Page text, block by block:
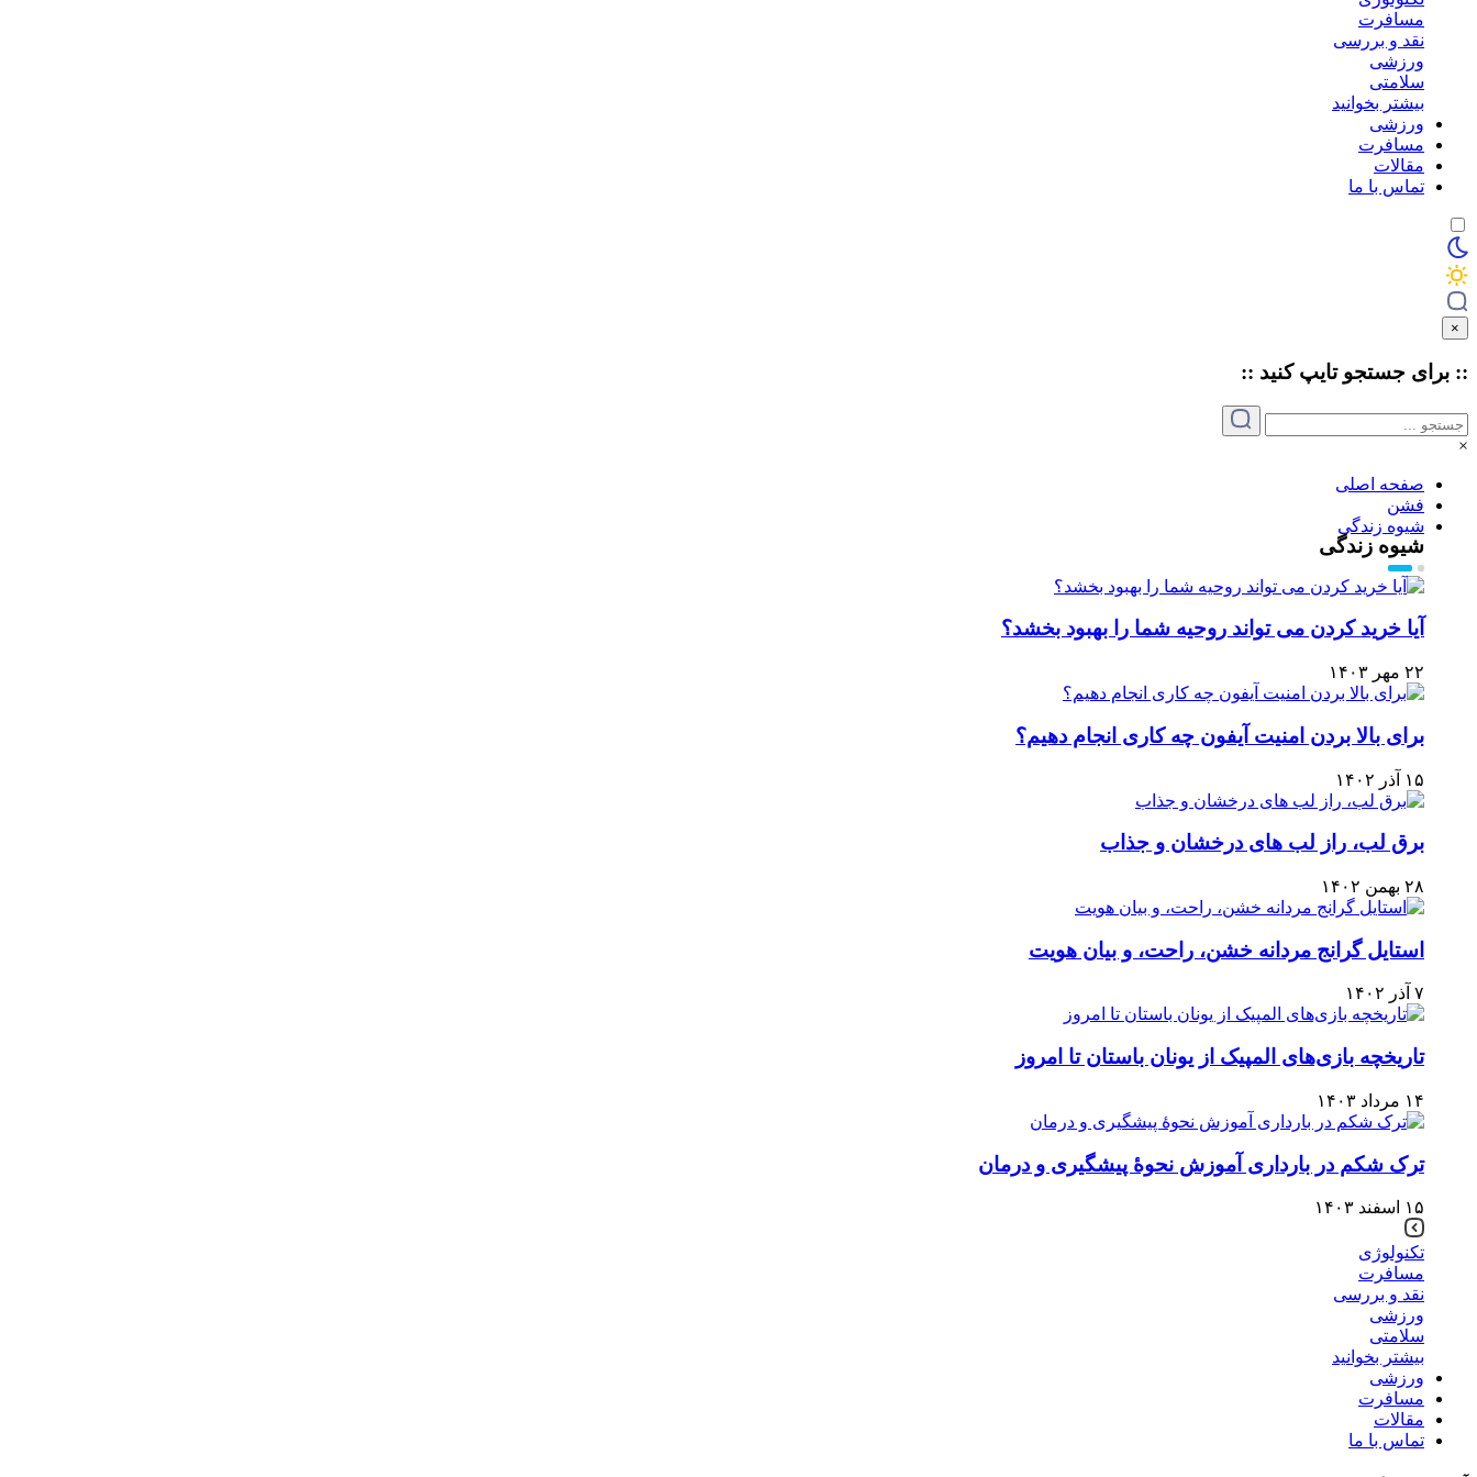
مسافرت
نقد و بررسی
ورزشی
سلامتی
بیشتر بخوانید
ورزشی
مسافرت
مقالات
تماس با ما
×
:: برای جستجو تایپکنید ::
×
صفحه اصلی
فشن
شیوه زندگی
شیوه زندگی
آیا خرید کردن می تواند روحیه شما را بهبود بخشد؟
۲۲ مهر ۱۴۰۳
برای بالا بردن امنیت آیفون چه کاری انجام دهیم؟
۱۵ آذر ۱۴۰۲
برق لب، راز لب های درخشان و جذاب
۲۸ بهمن ۱۴۰۲
استایل گرانج مردانه خشن، راحت، و بیان هویت
۷ آذر ۱۴۰۲
تاریخچه بازی‌های المپیک از یونان باستان تا امروز
۱۴ مرداد ۱۴۰۳
ترک شکم در بارداری آموزش نحوۀ پیشگیری و درمان
۱۵ اسفند ۱۴۰۳
تکنولوژی
مسافرت
نقد و بررسی
ورزشی
سلامتی
بیشتر بخوانید
ورزشی
مسافرت
مقالات
تماس با ما